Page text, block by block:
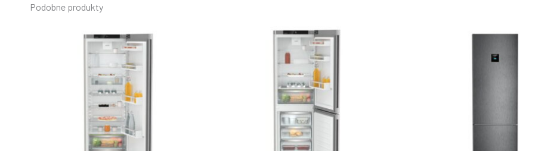
Podobne produkty